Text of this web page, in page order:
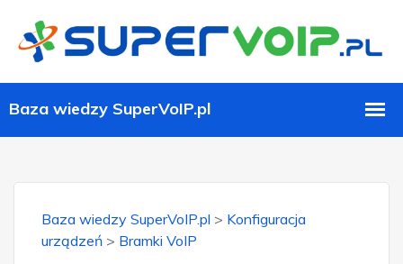
Baza wiedzy SuperVoIP.pl > Konfiguracja
urządzeń > Bramki VoIP